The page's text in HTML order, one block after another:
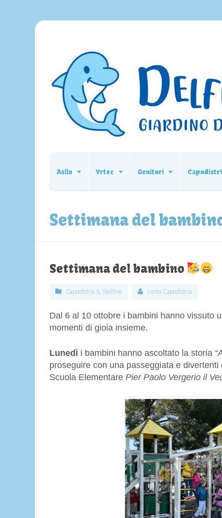
Asilo Vrtec Genitori
Settimana del
Settimana del bambino
Capodistria II, Stelline Unita Capodistria
Dal 6 al 10 ottobre i bambini hanno vissuto
momenti di gioia insieme.
Lunedì i bambini hanno ascoltato la storia
proseguire con una passeggiata e
Scuola Elementare Pier Paolo Vergerio il